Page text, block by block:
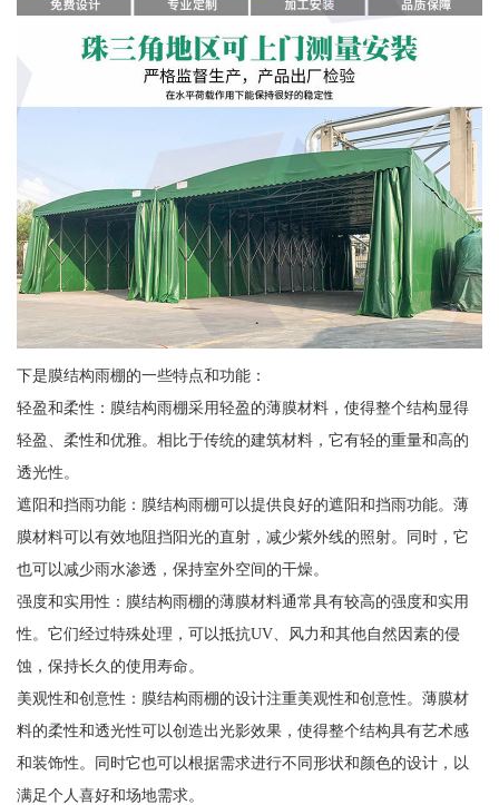
下是膜结构雨棚的一些特点和功能：
轻盈和柔性：膜结构雨棚采用轻盈的薄膜材料，使得整个结构显得
轻盈、柔性和优雅。相比于传统的建筑材料，它有轻的重量和高的
透光性。
遮阳和挡雨功能：膜结构雨棚可以提供良好的遮阳和挡雨功能。薄
膜材料可以有效地阻挡阳光的直射，减少紫外线的照射。同时，它
也可以减少雨水渗透，保持室外空间的干燥。
强度和实用性：膜结构雨棚的薄膜材料通常具有较高的强度和实用
性。它们经过特殊处理，可以抵抗UV、风力和其他自然因素的侵
蚀，保持长久的使用寿命。
美观性和创意性：膜结构雨棚的设计注重美观性和创意性。薄膜材
料的柔性和透光性可以创造出光影效果，使得整个结构具有艺术感
和装饰性。同时它也可以根据需求进行不同形状和颜色的设计，以
满足个人喜好和场地需求。